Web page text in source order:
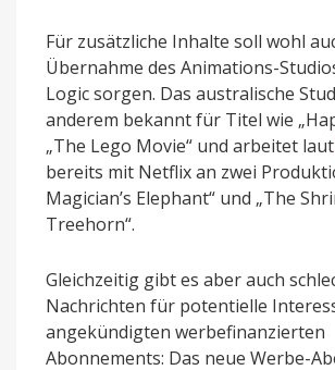
Für zusätzliche Inhalte soll wohl
Übernahme des Animations-
Logic sorgen. Das australische
anderem bekannt für Titel wie
„The Lego Movie“ und arbeitet laut
bereits mit Netflix an zwei
Magician’s Elephant“ und „The
Treehorn“.
Gleichzeitig gibt es aber auch
Nachrichten für potentielle
angekündigten werbefinanzierten
Abonnements: Das neue Werbe-